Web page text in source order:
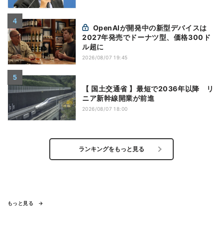
2027年発売でドーナツ型、価格300ド
ル超に
2026/08/07 19:45
【 国土交通省 】最短で2036年以降 リ
ニア新幹線開業が前進
2026/08/07 18:00
ランキングをもっと見る
もっと見る